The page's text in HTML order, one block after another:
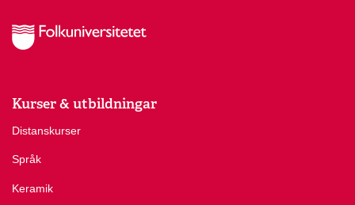
Kurser & utbildningar
Distanskurser
Språk
Keramik